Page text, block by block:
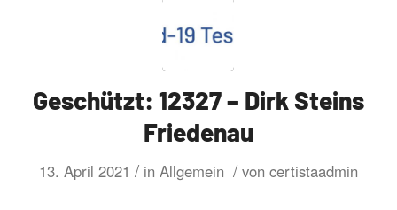
Geschützt: 12327 – Dirk Steins
Friedenau
13. April 2021 / in Allgemein / von certistaadmin